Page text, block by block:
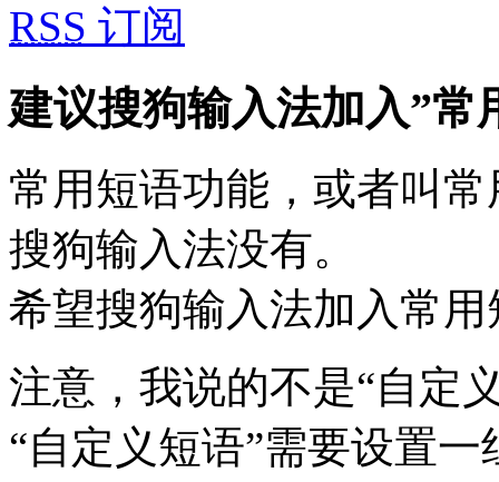
RSS 订阅
建议搜狗输入法加入”常
常用短语功能，或者叫
搜狗输入法没有。
希望搜狗输入法加入常
注意，我说的不是“自定
“自定义短语”需要设置